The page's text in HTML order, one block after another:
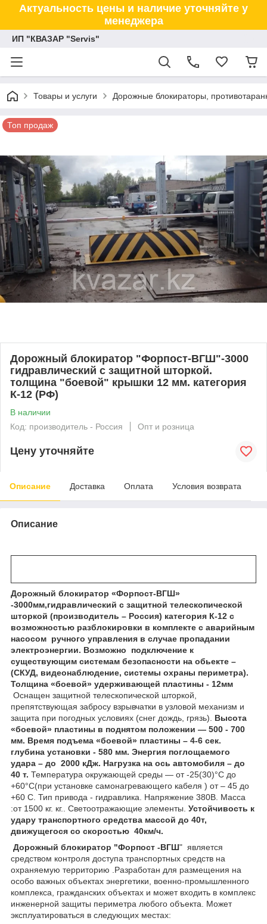
Актуальность цены и наличие уточняйте у
менеджера
ИП "КВАЗАР "Servis"
Товары и услуги Дорожные блокираторы,
Топ продаж
Дорожный блокиратор "Форпост-ВГШ"-3000
гидравлический с защитной шторкой.
толщина "боевой" крышки 12 мм. категория
К-12 (РФ)
В наличии
Код: производитель - Россия
Опт и розница
Цену уточняйте
Описание Доставка Оплата Условия возврата
Описание
Дорожный блокиратор «Форпост-ВГШ»
-3000мм,гидравлический с защитной телескопической
шторкой (производитель – Россия) категория К-12 с
возможностью разблокировки в комплекте с аварийным
насосом ручного управления в случае пропадании
электроэнергии. Возможно подключение к
существующим системам безопасности на обьекте –
(СКУД, видеонаблюдение, системы охраны периметра).
Толщина «боевой» удерживающей пластины - 12мм
Оснащен защитной телескопической шторкой,
препятствующая забросу взрывчатки в узловой механизм и
защита при погодных условиях (снег дождь, грязь). Высота
«боевой» пластины в поднятом положении ― 500 - 700
мм. Время подъема «боевой» пластины – 4-6 сек.
глубина установки - 580 мм. Энергия поглощаемого
удара – до 2000 кДж. Нагрузка на ось автомобиля – до
40 т. Температура окружающей среды ― от -25(30)°С до
+60°С(при установке самонагревающего кабеля ) от – 45 до
+60 С. Тип привода - гидравлика. Напряжение 380В. Масса
:от 1500 кг. кг.. Светоотражающие элементы. Устойчивость к
удару транспортного средства массой до 40т,
движущегося со скоростью 40км/ч.
Дорожный блокиратор "Форпост -ВГШ" является
средством контроля доступа транспортных средств на
охраняемую территорию .Разработан для размещения на
особо важных объектах энергетики, военно-промышленного
комплекса, гражданских объектах и может входить в комплекс
инженерной защиты периметра любого объекта. Может
эксплуатироваться в следующих местах: